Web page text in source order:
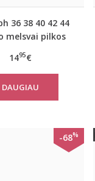
36 38 40 42 44
melsvai pilkos
miego
Mix Match LSL
Buttons
1495€
DAUGIAU
-68%